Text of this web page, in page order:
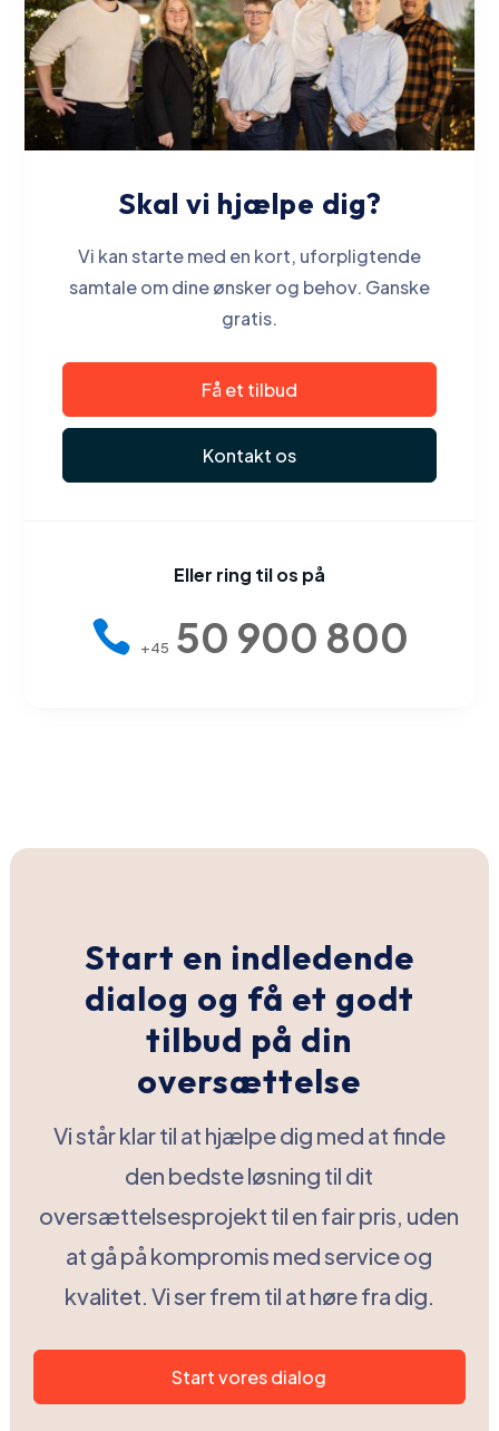
Skal vi hjælpe dig?
Vi kan starte med en kort, uforpligtende
samtale om dine ønsker og behov. Ganske
gratis.
Få et tilbud
Kontakt os
Eller ring til os på
+45 50 900 800
Start en indledende
dialog og få et godt
tilbud på din
oversættelse
Vi står klar til at hjælpe dig med at finde
den bedste løsning til dit
oversættelsesprojekt til en fair pris, uden
at gå på kompromis med service og
kvalitet. Vi ser frem til at høre fra dig.
Start vores dialog